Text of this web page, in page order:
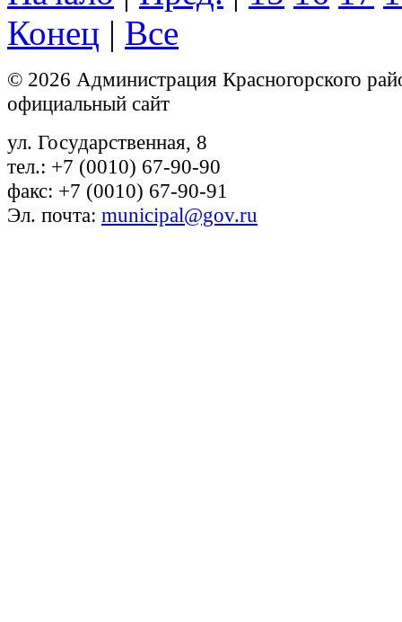
Конец | Все
© 2026 Администрация Красногорского
официальный сайт
ул. Государственная, 8
тел.: +7 (0010) 67-90-90
факс: +7 (0010) 67-90-91
Эл. почта: municipal@gov.ru